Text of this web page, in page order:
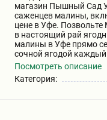
Олеандр
Гвоздика
Хризантемы
магазин Пышный Сад
саженцев малины,
цене в Уфе.
в настоящий рай
малины в Уфе прямо
сочной ягодой каждый
Посмотреть описание
Категория: